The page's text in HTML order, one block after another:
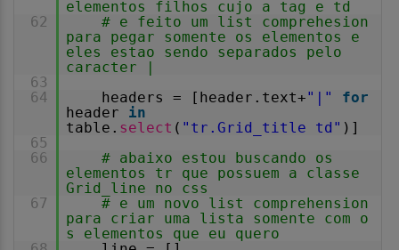
elementos filhos cujo a tag e td
62
# e feito um list comprehesion
para pegar somente os elementos e
eles estao sendo separados pelo
caracter |
63
64
headers = [header.text+"|"
for
header in
table. select ( "tr.Grid_title td" )]
65
66
# abaixo estou buscando os
elementos tr que possuem a classe
Grid_line no css
67
# e um novo list comprehension
para criar uma lista somente com o
s elementos que eu quero